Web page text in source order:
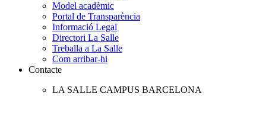
Model acadèmic
Portal de Transparència
Informació Legal
Directori La Salle
Treballa a La Salle
Com arribar-hi
Contacte
LA SALLE CAMPUS BARCELONA